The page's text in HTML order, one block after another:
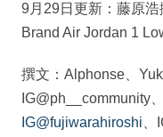
9月29日更新：藤原
Brand Air Jordan 1
撰文：Alphonse、
IG@ph__community
IG@fujiwarahiroshi